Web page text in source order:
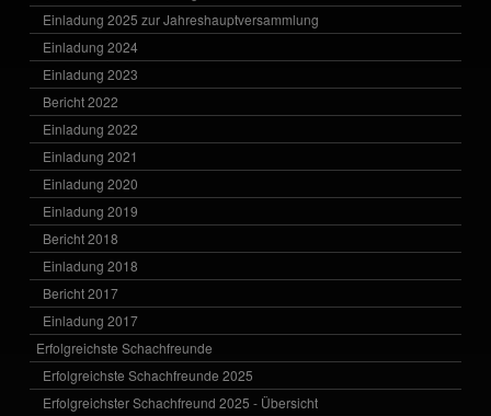
Einladung 2025 zur Jahreshauptversammlung
Einladung 2024
Einladung 2023
Bericht 2022
Einladung 2022
Einladung 2021
Einladung 2020
Einladung 2019
Bericht 2018
Einladung 2018
Bericht 2017
Einladung 2017
Erfolgreichste Schachfreunde
Erfolgreichste Schachfreunde 2025
Erfolgreichster Schachfreund 2025 - Übersicht